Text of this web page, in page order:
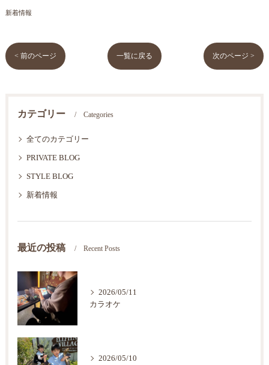
新着情報
< 前のページ 一覧に戻る 次のページ >
カテゴリー Categories
全てのカテゴリー
PRIVATE BLOG
STYLE BLOG
新着情報
最近の投稿 Recent Posts
2026/05/11
カラオケ
2026/05/10